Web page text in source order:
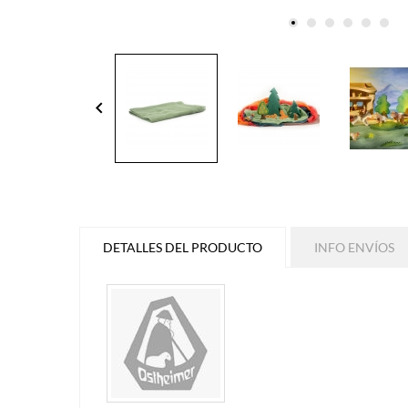
keyboard_arrow_left
DETALLES DEL PRODUCTO INFO ENVÍOS